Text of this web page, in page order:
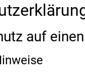
auf